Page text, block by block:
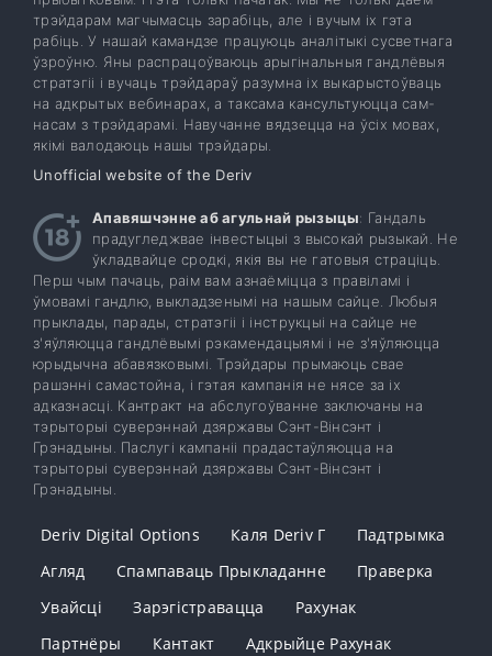
трэйдарам магчымасць зарабіць, але і вучым іх гэта
рабіць. У нашай камандзе працуюць аналітыкі сусветнага
ўзроўню. Яны распрацоўваюць арыгінальныя гандлёвыя
стратэгіі і вучаць трэйдараў разумна іх выкарыстоўваць
на адкрытых вебинарах, а таксама кансультуюцца сам-
насам з трэйдарамі. Навучанне вядзецца на ўсіх мовах,
якімі валодаюць нашы трэйдары.
Unofficial website of the Deriv
Апавяшчэнне аб агульнай рызыцы: Гандаль
прадугледжвае інвестыцыі з высокай рызыкай. Не
ўкладвайце сродкі, якія вы не гатовыя страціць.
Перш чым пачаць, раім вам азнаёміцца ​​з правіламі і
ўмовамі гандлю, выкладзенымі на нашым сайце. Любыя
прыклады, парады, стратэгіі і інструкцыі на сайце не
з'яўляюцца гандлёвымі рэкамендацыямі і не з'яўляюцца
юрыдычна абавязковымі. Трэйдары прымаюць свае
рашэнні самастойна, і гэтая кампанія не нясе за іх
адказнасці. Кантракт на абслугоўванне заключаны на
тэрыторыі суверэннай дзяржавы Сэнт-Вінсэнт і
Грэнадыны. Паслугі кампаніі прадастаўляюцца на
тэрыторыі суверэннай дзяржавы Сэнт-Вінсэнт і
Грэнадыны.
Deriv Digital Options Каля Deriv Г
Падтрымка
Агляд
Спампаваць Прыкладанне
Праверка
Увайсці
Зарэгістравацца
Рахунак
Партнёры
Кантакт Адкрыйце Рахунак